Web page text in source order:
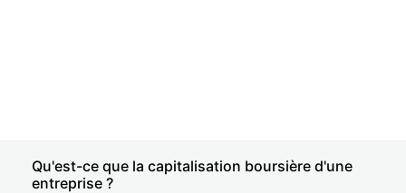
Qu'est-ce que la capitalisation boursière d'une
entreprise ?